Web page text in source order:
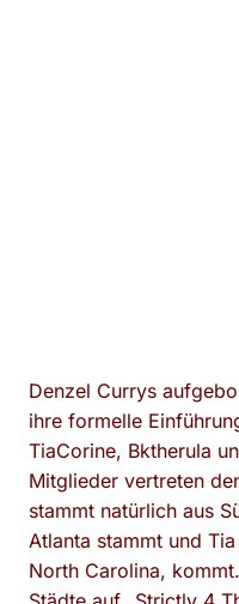
Denzel Currys
ihre formelle
TiaCorine, Bktherula
Mitglieder vertreten
stammt natürlich aus
Atlanta stammt und
North Carolina,